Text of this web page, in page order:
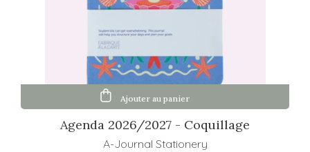
Agenda 2026/2027 - Coquillage
A-Journal Stationery
Ajouter au panier